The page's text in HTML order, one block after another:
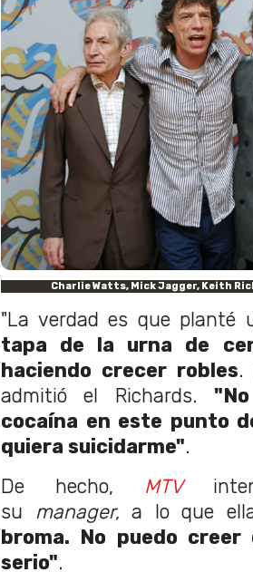
Charlie Watts, Mick Jagger, Keith
"La verdad es que planté
tapa de la urna de
haciendo crecer robles.
admitió el Richards.
cocaína en este punto
quiera suicidarme".
De hecho, MTV
su manager,a lo que
broma. No puedo
serio".